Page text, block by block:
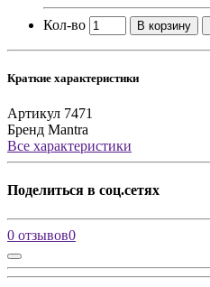
Кол-во В корзину
Краткие характеристики
Артикул 7471
Бренд Mantra
Все характеристики
Поделиться в соц.сетях
0 отзывов0